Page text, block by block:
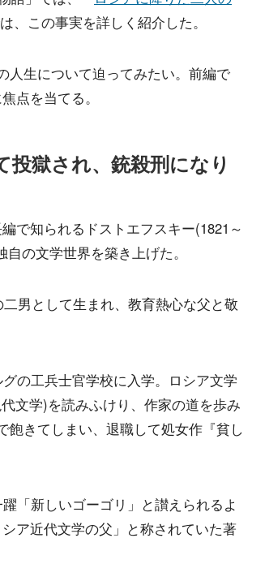
、この事実を詳しく紹介した。
人生について迫ってみたい。前編で
点を当てる。
獄され、銃殺刑になり
で知られるドストエフスキー(1821～
の文学世界を築き上げた。
男として生まれ、教育熱心な父と敬
の工兵士官学校に入学。ロシア文学
文学)を読みふけり、作家の道を歩み
飽きてしまい、退職して処女作『貧し
「新しいゴーゴリ」と讃えられるよ
ア近代文学の父」と称されていた著